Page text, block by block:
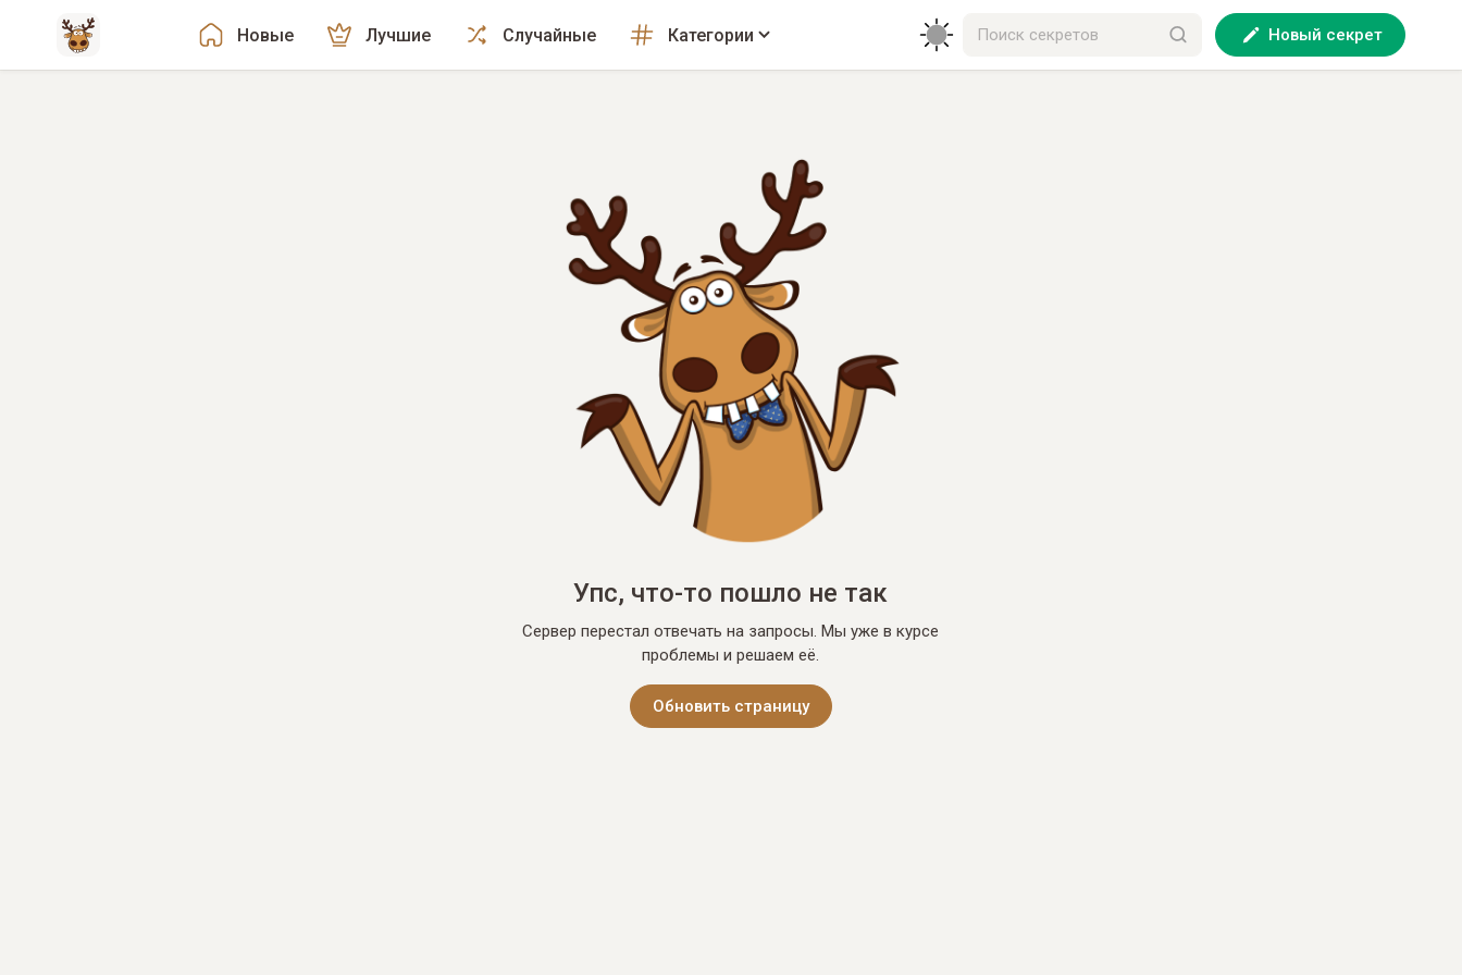
Новые Лучшие Случайные Категории Новый секрет
Упс, что-то пошло не так
Сервер перестал отвечать на запросы. Мы уже в курсе
проблемы и решаем её.
Обновить страницу